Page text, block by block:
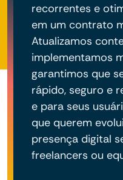
recorrentes e
em um contrato
Atualizamos
implementamos
garantimos que
rápido, seguro e
e para seus
que querem
presença digital
freelancers ou